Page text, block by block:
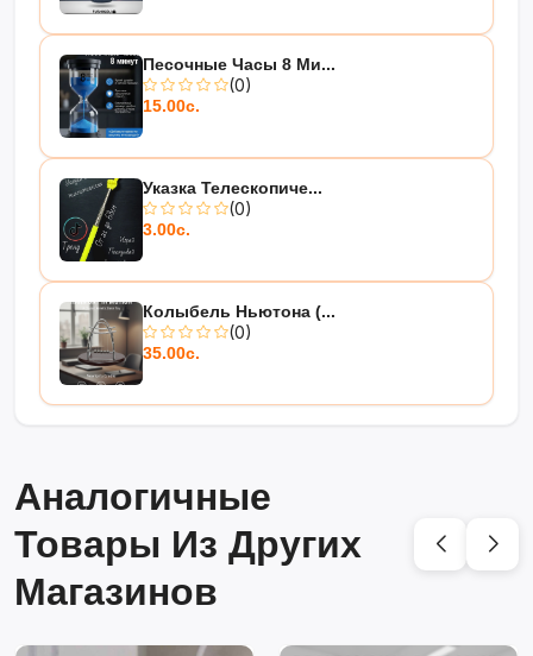
Песочные Часы 8 Ми...
(0)
15.00с.
Указка Телескопиче...
(0)
3.00с.
Колыбель Ньютона (...
(0)
35.00с.
Аналогичные
Товары Из Других
Магазинов